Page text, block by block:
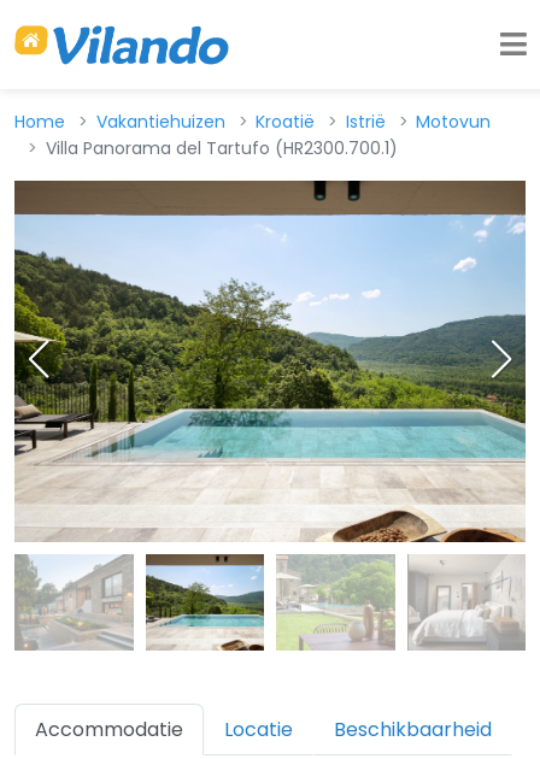
Home Vakantiehuizen Kroatië Istrië
Motovun
Villa Panorama del Tartufo (HR2300.700.1)
Accommodatie Locatie Beschikbaarheid